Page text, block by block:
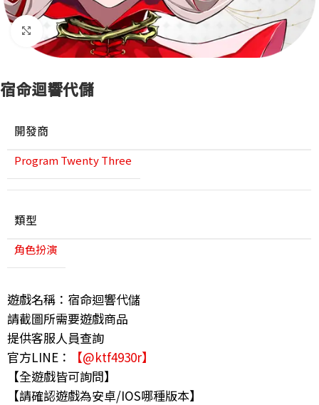
點擊放大
宿命迴響代儲
開發商
Program Twenty Three
類型
角色扮演
遊戲名稱：宿命迴響代儲
請截圖所需要遊戲商品
提供客服人員查詢
官方LINE：
【@ktf4930r】
【全遊戲皆可詢問】
【請確認遊戲為安卓/IOS哪種版本】